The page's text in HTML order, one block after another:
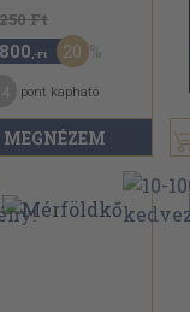
MEGNÉZEM
Ft
,-Ft 20
pont kapható